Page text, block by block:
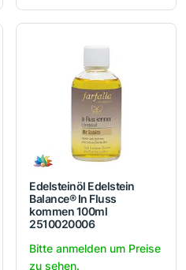
Edelsteinöl Edelstein
Balance® In Fluss
kommen 100ml
2510020006
Bitte anmelden um Preise
zu sehen.